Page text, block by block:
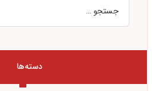
دسته‌ها